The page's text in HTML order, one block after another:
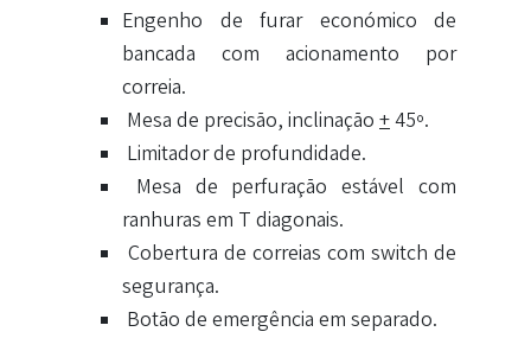
Engenho de furar económico de
bancada com acionamento por
correia.
Mesa de precisão, inclinação+45º.
Limitador de profundidade.
Mesa de perfuração estável com
ranhuras em T diagonais.
Cobertura de correias com switch de
segurança.
Botão de emergência em separado.